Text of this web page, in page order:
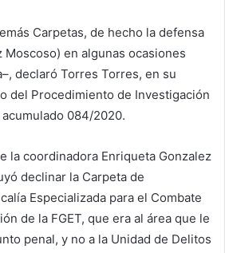
Carpetas, de hecho la defensa
Moscoso) en algunas ocasiones
declaró Torres Torres, en su
del Procedimiento de Investigación
084/2020.
la coordinadora Enriqueta Gonzalez
declinar la Carpeta de
Especializada para el Combate
de la FGET, que era al área que le
penal, y no a la Unidad de Delitos